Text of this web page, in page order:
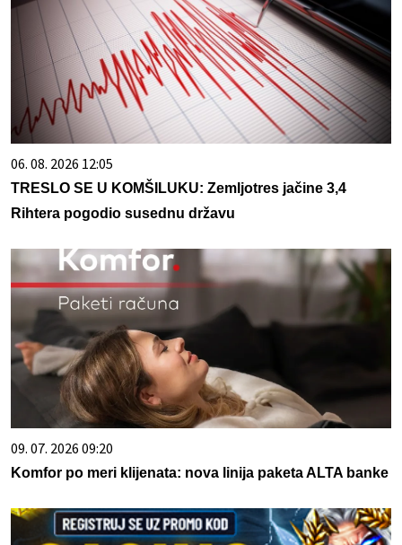
06. 08. 2026 12:05
TRESLO SE U KOMŠILUKU: Zemljotres jačine 3,4
Rihtera pogodio susednu državu
09. 07. 2026 09:20
Komfor po meri klijenata: nova linija paketa ALTA banke